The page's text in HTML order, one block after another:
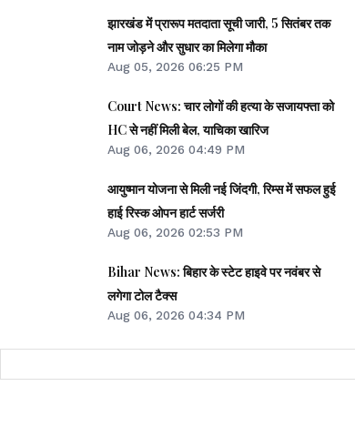
झारखंड में प्रारूप मतदाता सूची जारी, 5 सितंबर तक
नाम जोड़ने और सुधार का मिलेगा मौका
Aug 05, 2026 06:25 PM
Court News: चार लोगों की हत्या के सजायफ्ता को
HC से नहीं मिली बेल, याचिका खारिज
Aug 06, 2026 04:49 PM
आयुष्मान योजना से मिली नई जिंदगी, रिम्स में सफल हुई
हाई रिस्क ओपन हार्ट सर्जरी
Aug 06, 2026 02:53 PM
Bihar News: बिहार के स्टेट हाइवे पर नवंबर से
लगेगा टोल टैक्स
Aug 06, 2026 04:34 PM